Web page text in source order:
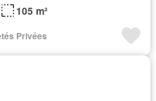
105 m²
Privées